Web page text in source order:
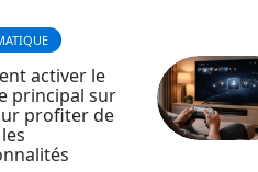
activer le
principal sur
profiter de